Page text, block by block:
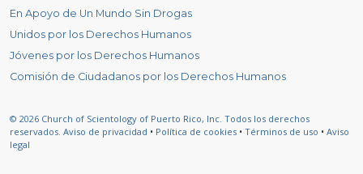
En Apoyo de Un Mundo Sin Drogas
Unidos por los Derechos Humanos
Jóvenes por los Derechos Humanos
Comisión de Ciudadanos por los Derechos Humanos
© 2026 Church of Scientology of Puerto Rico, Inc. Todos los derechos
reservados. Aviso de privacidad • Política de cookies • Términos de uso • Aviso
legal